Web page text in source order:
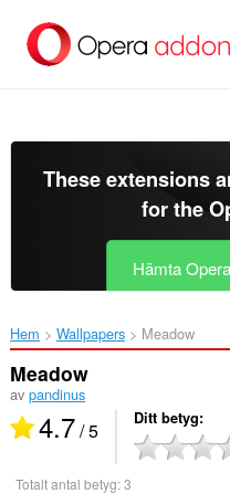
brödtexten
These extensions
for the
Hämta Opera
Hem Wallpapers Meadow‎
Meadow
av pandinus
4.7/ 5 Ditt betyg
Totalt antal betyg:3